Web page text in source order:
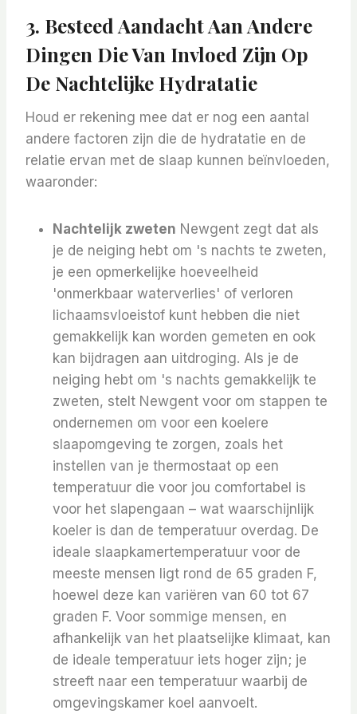
3. Besteed Aandacht Aan Andere
Dingen Die Van Invloed Zijn Op
De Nachtelijke Hydratatie
Houd er rekening mee dat er nog een aantal
andere factoren zijn die de hydratatie en de
relatie ervan met de slaap kunnen beïnvloeden,
waaronder:
Nachtelijk zweten Newgent zegt dat als
je de neiging hebt om 's nachts te zweten,
je een opmerkelijke hoeveelheid
'onmerkbaar waterverlies' of verloren
lichaamsvloeistof kunt hebben die niet
gemakkelijk kan worden gemeten en ook
kan bijdragen aan uitdroging. Als je de
neiging hebt om 's nachts gemakkelijk te
zweten, stelt Newgent voor om stappen te
ondernemen om voor een koelere
slaapomgeving te zorgen, zoals het
instellen van je thermostaat op een
temperatuur die voor jou comfortabel is
voor het slapengaan – wat waarschijnlijk
koeler is dan de temperatuur overdag. De
ideale slaapkamertemperatuur voor de
meeste mensen ligt rond de 65 graden F,
hoewel deze kan variëren van 60 tot 67
graden F. Voor sommige mensen, en
afhankelijk van het plaatselijke klimaat, kan
de ideale temperatuur iets hoger zijn; je
streeft naar een temperatuur waarbij de
omgevingskamer koel aanvoelt.